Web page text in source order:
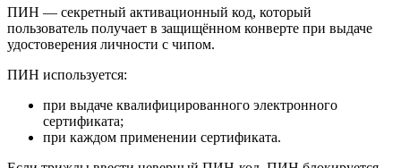
ПИН — секретный активационный код, который
пользователь получает в защищённом конверте при выдаче
удостоверения личности с чипом.
ПИН используется:
при выдаче квалифицированного электронного
сертификата;
при каждом применении сертификата.